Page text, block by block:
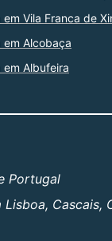
Vila Franca de
em Alcobaça
em Albufeira
Portugal
Cascais,